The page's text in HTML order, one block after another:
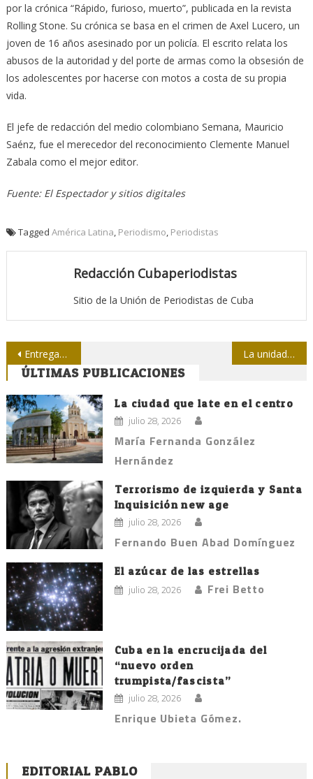
por la crónica “Rápido, furioso, muerto”, publicada en la revista
Rolling Stone. Su crónica se basa en el crimen de Axel Lucero, un
joven de 16 años asesinado por un policía. El escrito relata los
abusos de la autoridad y del porte de armas como la obsesión de
los adolescentes por hacerse con motos a costa de su propia
vida.
El jefe de redacción del medio colombiano Semana, Mauricio
Saénz, fue el merecedor del reconocimiento Clemente Manuel
Zabala como el mejor editor.
Fuente: El Espectador y sitios digitales
Tagged América Latina, Periodismo, Periodistas
Redacción Cubaperiodistas
Sitio de la Unión de Periodistas de Cuba
Navegación
de
entradas
Entregan premios de periodismo a profesionales de Las Tunas La unidad como escudo
ÚLTIMAS PUBLICACIONES
La ciudad que late en el centro
julio 28, 2026
María Fernanda González
Hernández
Terrorismo de izquierda y Santa
Inquisición new age
julio 28, 2026
Fernando Buen Abad Domínguez
El azúcar de las estrellas
julio 28, 2026 Frei Betto
Cuba en la encrucijada del
“nuevo orden
trumpista/fascista”
julio 28, 2026
Enrique Ubieta Gómez.
EDITORIAL PABLO